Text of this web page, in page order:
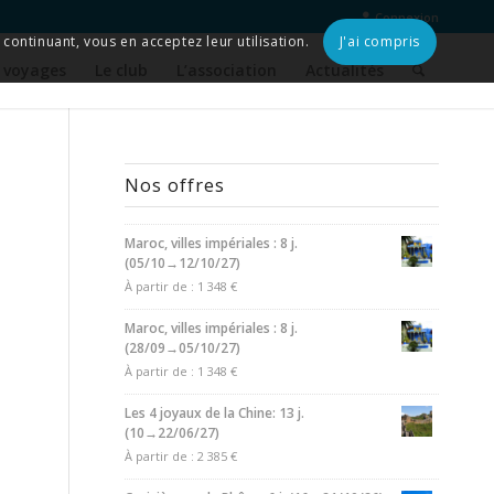
Connexion
Actualités
Nos offres
Maroc, villes impériales : 8 j.
(05/10→12/10/27)
À partir de : 1 348€
Maroc, villes impériales : 8 j.
(28/09→05/10/27)
À partir de : 1 348€
Les 4 joyaux de la Chine: 13 j.
(10→22/06/27)
À partir de :2 385€
vous en acceptez leur utilisation. J'ai compris